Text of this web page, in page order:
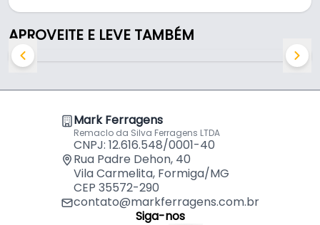
APROVEITE E LEVE TAMBÉM
Mark Ferragens
Remaclo da Silva Ferragens LTDA
CNPJ: 12.616.548/0001-40
Rua Padre Dehon, 40
Vila Carmelita, Formiga/MG
CEP 35572-290
contato@markferragens.com.br
Siga-nos